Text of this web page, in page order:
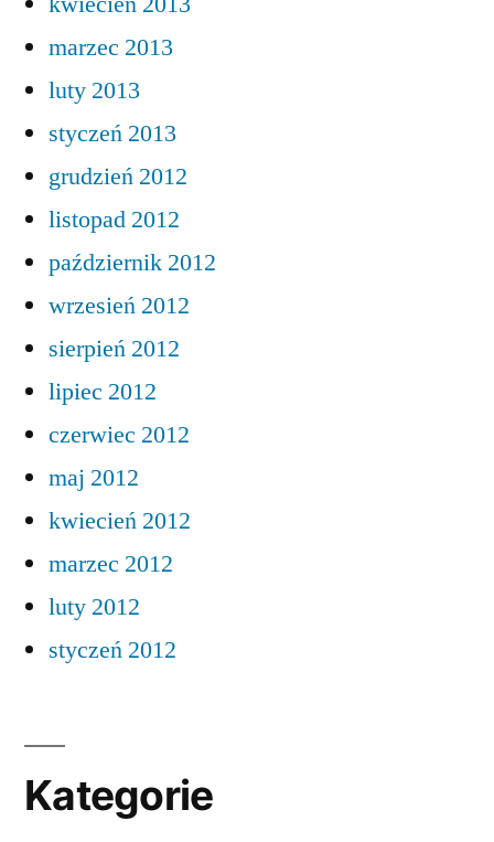
marzec 2013
luty 2013
styczeń 2013
grudzień 2012
listopad 2012
październik 2012
wrzesień 2012
sierpień 2012
lipiec 2012
czerwiec 2012
maj 2012
kwiecień 2012
marzec 2012
luty 2012
styczeń 2012
Kategorie